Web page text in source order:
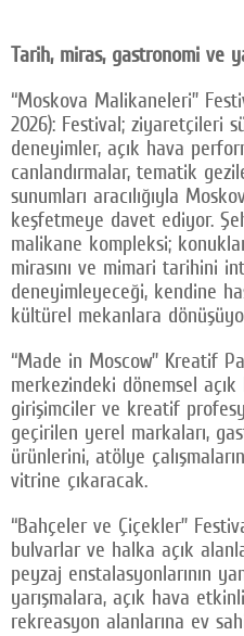
Tarih, miras, gastronomi ve
“Moskova Malikaneleri”
2026): Festival; ziyaretçileri
deneyimler, açık hava
canlandırmalar, tematik
sunumları aracılığıyla
keşfetmeye davet ediyor.
malikane kompleksi;
mirasını ve mimari tarihini
deneyimleyeceği, kendine
kültürel mekanlara
“Made in Moscow” Kreatif
merkezindeki dönemsel
girişimciler ve kreatif
geçirilen yerel markaları,
ürünlerini, atölye
vitrine çıkaracak.
“Bahçeler ve Çiçekler”
bulvarlar ve halka açık
peyzaj enstalasyonlarının
yarışmalara, açık hava
rekreasyon alanlarına ev